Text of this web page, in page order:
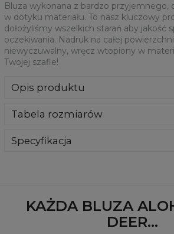
Bluza wykonana z bardzo przyjemnego,
w dotyku materiału. To nasz kluczowy
dołożyliśmy wszelkich starań aby jakość
oczekiwania. Nadruk na całej
niewyczuwalny, wręcz wtopiony w
Twojej szafie!
Opis produktu
bawełny i poliestru z wysokiej jakości
długie rękawy. Trwałe, wzmocnione
Tabela rozmiarów
Specyfikacja
KAŻDA BLUZA
DEER...